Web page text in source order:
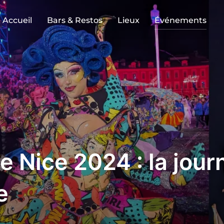
Accueil Bars & Restos Lieux Événements
Nice 2024 : la